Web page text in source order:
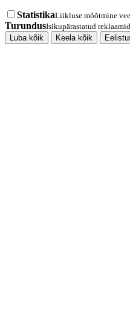
StatistikaLiikluse mõõtmine
TurundusIsikupärastatud
Luba kõik
Keela kõik